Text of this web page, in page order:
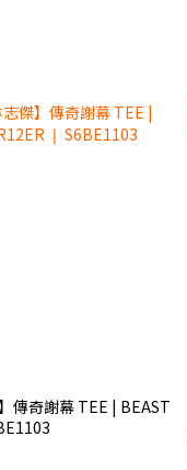
】傳奇謝幕 TEE | BEAST